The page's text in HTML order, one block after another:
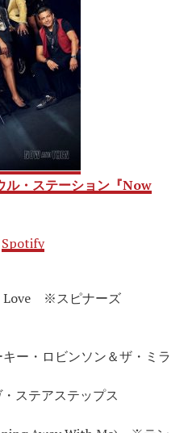
ル・ステーション『Now
Spotify
Love ※スピナーズ
ー・ロビンソン＆ザ・ミラ
ステアステップス